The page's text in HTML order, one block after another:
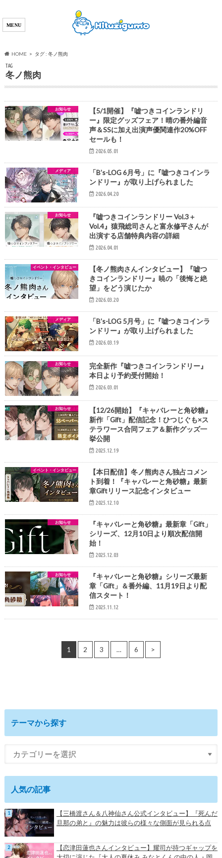
HOME タグ : 冬ノ熊肉
TAG
冬ノ熊肉
お知らせ
【5/1開催】『嘘つきコインランドリ
ー』限定グッズフェア！晴の番外編音
声＆SSに加え出演声優関連作20%OFF
セールも！
2026.05.01
メディア
「B’s-LOG 6月号」に『嘘つきコインラ
ンドリー』が取り上げられました
2026.04.20
お知らせ
『嘘つきコインランドリー Vol.3＋
Vol.4』猿飛総司さんと富永修平さんが
出演する店舗特典内容の詳細
2026.04.01
イベント・インタビュー
【冬ノ熊肉さんインタビュー】『嘘つ
きコインランドリー』暁の「後悔と絶
望」をどう演じたか
2026.03.20
メディア
「B’s-LOG 5月号」に『嘘つきコインラ
ンドリー』が取り上げられました
2026.03.19
お知らせ
完全新作『嘘つきコインランドリー』
本日より予約受付開始！
2026.03.01
お知らせ
【12/26開始】『キャバレーと角砂糖』
新作「Gift」配信記念！ひつじぐも×ス
テラワース合同フェア＆新作グッズ一
挙公開
2025.12.19
イベント・インタビュー
【本日配信】冬ノ熊肉さん独占コメン
ト到着！『キャバレーと角砂糖』最新
章Giftリリース記念インタビュー
2025.12.10
お知らせ
『キャバレーと角砂糖』最新章「Gift」
シリーズ、12月10日より順次配信開
始！
2025.12.03
お知らせ
『キャバレーと角砂糖』シリーズ最新
章「Gift」＆番外編、11月19日より配
信スタート！
2025.11.12
1 2 3 … 6 >
テーマから探す
人気の記事
【三橋渡さん＆八神仙さん公式インタビュー】『死んだ
旦那の弟と』の魅力は彼らの様々な側面が見られる点
【恋津田蓮也さんインタビュー】耀司が持つギャップを